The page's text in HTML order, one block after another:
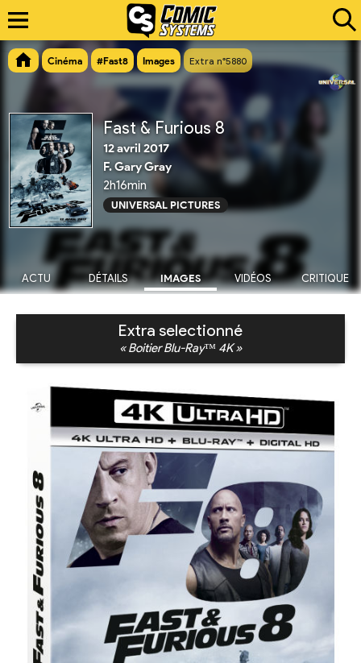
Cinéma #Fast8 Images Extra n°5880
Fast & Furious 8
12 avril 2017
F. Gary Gray
2h16min
UNIVERSAL PICTURES
ACTU DÉTAILS IMAGES VIDÉOS CRITIQUE
Extra selectionné
« Boitier Blu-Ray™ 4K »